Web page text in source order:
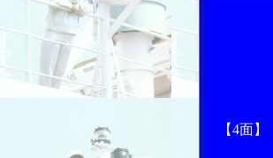
【4面】